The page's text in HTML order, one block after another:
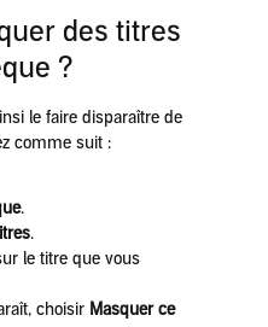
des titres
?
le faire disparaître de
comme suit :
.
.
le titre que vous
choisir Masquer ce